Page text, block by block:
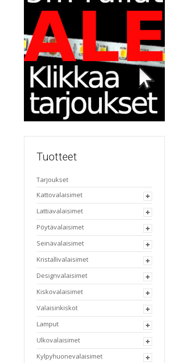
Tuotteet
Tarjoukset
Kattovalaisimet
Lattiavalaisimet
Pöytävalaisimet
Seinävalaisimet
Kristallivalaisimet
Designvalaisimet
Kiskovalaisimet
Valaisinkiskot
Lamput
Ulkovalaisimet
Kylpyhuonevalaisimet